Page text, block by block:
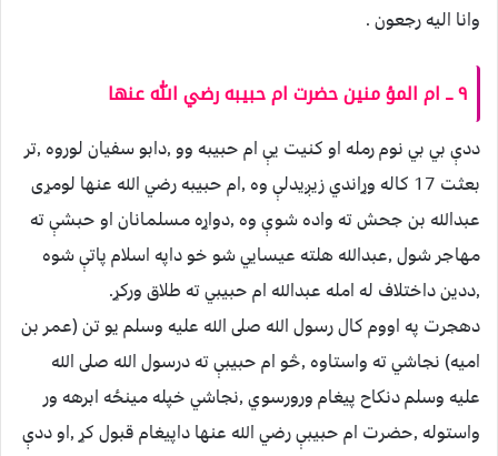
وانا اليه رجعون .
٩ ــ ام المؤ منين حضرت ام حبيبه رضي الله عنها
ددې بي بي نوم رمله او كنيت يې ام حبيبه وو ,دابو سفيان لوروه ,تر
بعثت 17 كاله وړاندي زيږيدلې وه ,ام حبيبه رضي الله عنها لومړى
عبدالله بن جحش ته واده شوې وه ,دواړه مسلمانان او حبشې ته
مهاجر شول ,عبدالله هلته عيسايي شو خو داپه اسلام پاتې شوه
,ددين داختلاف له امله عبدالله ام حبيبي ته طلاق وركړ.
دهجرت په اووم كال رسول الله صلى الله عليه وسلم يو تن (عمر بن
اميه) نجاشي ته واستاوه ,څو ام حبيبې ته درسول الله صلى الله
عليه وسلم دنكاح پيغام ورورسوي ,نجاشي خپله مينځه ابرهه ور
واستوله ,حضرت ام حبيبې رضي الله عنها داپيغام قبول كړ ,او ددې